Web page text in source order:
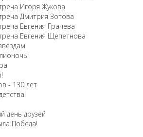
Игоря Жукова
Дмитрия Зотова
Евгения Грачева
Евгения Щепетнова
- 130 лет
день друзей
Победа!